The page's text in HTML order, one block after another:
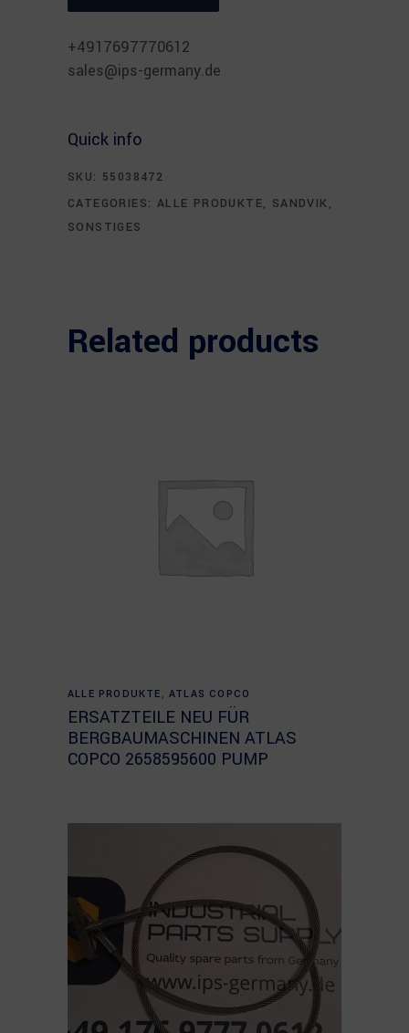
+4917697770612
sales@ips-germany.de
Quick info
SKU: 55038472
CATEGORIES: ALLE PRODUKTE, SANDVIK ,
SONSTIGES
Related products
Read more
ALLE PRODUKTE ,ATLAS COPCO
ERSATZTEILE NEU FÜR
BERGBAUMASCHINEN ATLAS
COPCO 2658595600 PUMP